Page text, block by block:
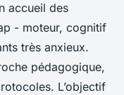
accueil des
- moteur, cognitif
très anxieux.
pédagogique,
L’objectif